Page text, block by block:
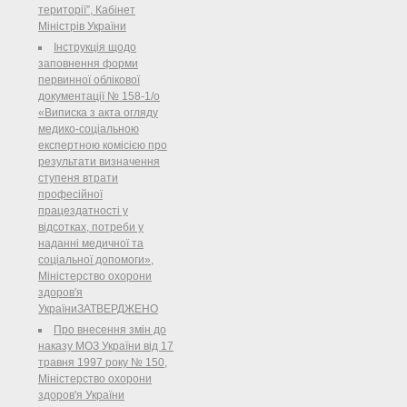
території”, Кабінет
Міністрів України
Інструкція щодо
заповнення форми
первинної облікової
документації № 158-1/o
«Виписка з акта огляду
медико-соціальною
експертною комісією про
результати визначення
ступеня втрати
професійної
працездатності у
відсотках, потреби у
наданні медичної та
соціальної допомоги»,
Міністерство охорони
здоров'я
УкраїниЗАТВЕРДЖЕНО
Про внесення змін до
наказу МОЗ України від 17
травня 1997 року № 150,
Міністерство охорони
здоров'я України